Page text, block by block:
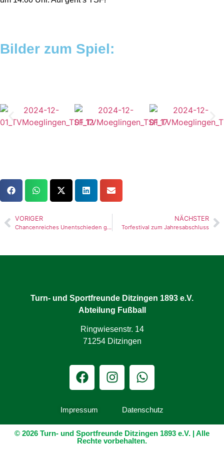
Bilder zum Spiel:
VORIGER
Chancenreiches Unentschieden gegen Weil der Stadt
NÄCHSTER
Torfestival zum Jahresabschluss
Turn- und Sportfreunde Ditzingen 1893 e.V.
Abteilung Fußball
Ringwiesenstr. 14
71254 Ditzingen
Impressum Datenschutz
© 2026 Turn- und Sportfreunde Ditzingen 1893 e.V. | Alle
Rechte vorbehalten.